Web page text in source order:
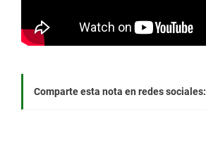
Comparte esta nota en redes sociales: